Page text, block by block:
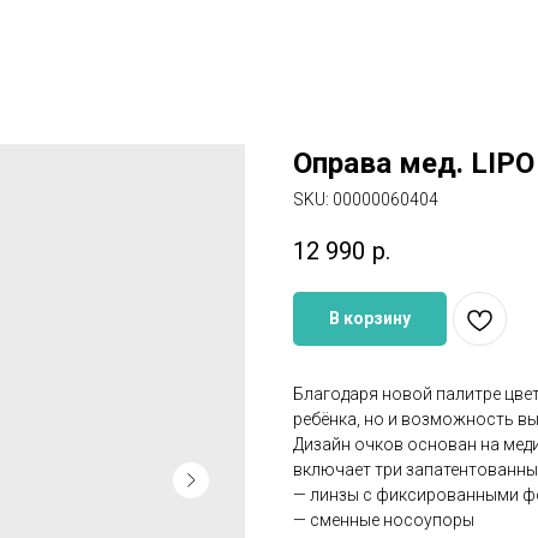
Оправа мед.
SKU: 00000060404
12 990 р.
В корзину
Благодаря новой палитре
ребёнка, но и возможность
Дизайн очков основан на
включает три
— линзы с фиксированными
— сменные носоупоры